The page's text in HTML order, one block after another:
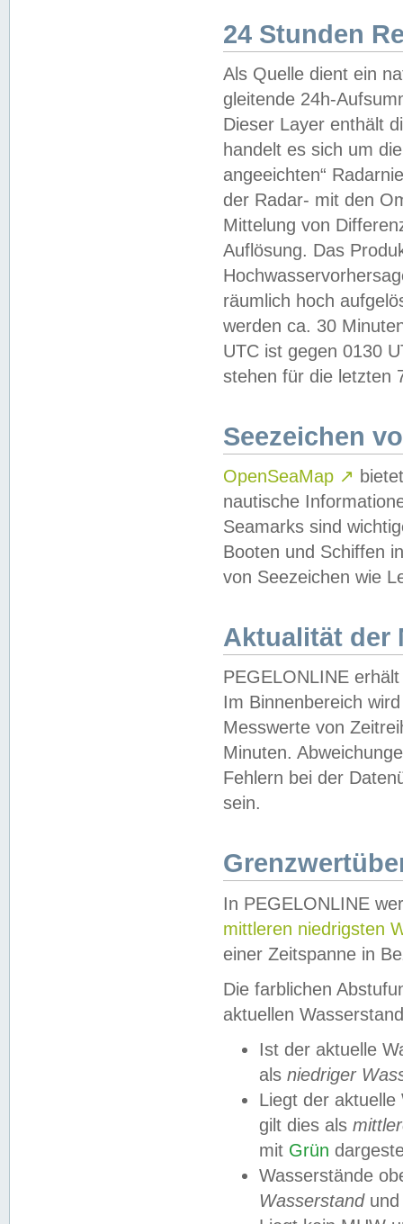
24 Stunden
Als Quelle dient ein
gleitende 24h-
Dieser Layer enthält
handelt es sich um
angeeichten“
der Radar- mit den
Mittelung von
Auflösung. Das
räumlich hoch
werden ca. 30
UTC ist gegen 0130
stehen für die letzten
Seezeichen
OpenSeaMap ↗
nautische
Seamarks sind
Booten und Schiffen
von Seezeichen wie
Aktualität der
PEGELONLINE
Im Binnenbereich
Messwerte von
Minuten.
Fehlern bei der
sein.
In PEGELONLINE
mittleren niedrigsten
einer Zeitspanne in
Die farblichen
aktuellen
Ist der aktuelle
als niedriger
Liegt der
gilt dies als
mit Grün
Wasserstände
Wasserstandund